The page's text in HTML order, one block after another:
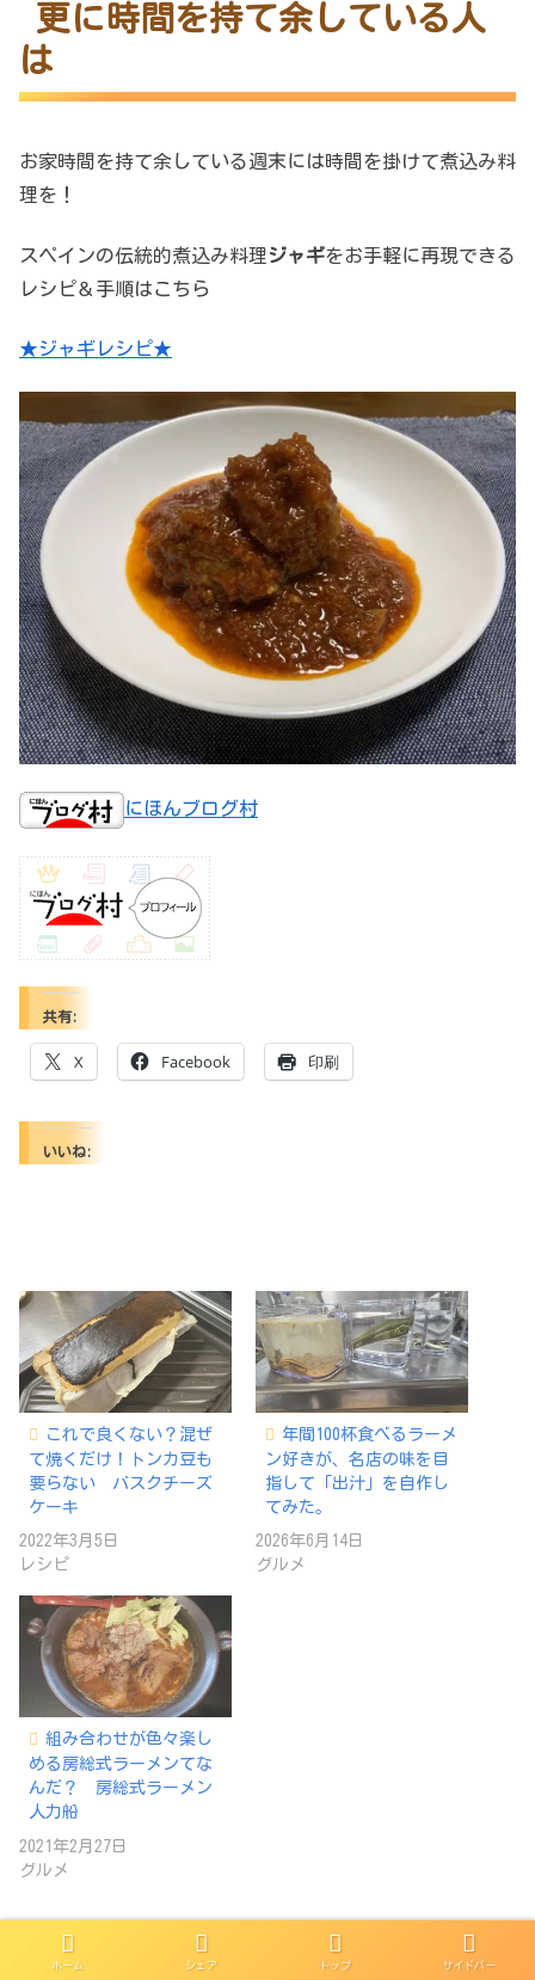
更に時間を持て余している人
は
お家時間を持て余している週末には時間を掛けて煮込み料
理を！
スペインの伝統的煮込み料理ジャギをお手軽に再現できる
レシピ＆手順はこちら
★ジャギレシピ★
にほんブログ村
共有:
X Facebook 印刷
いいね:
これで良くない？混ぜ
て焼くだけ！トンカ豆も
要らない バスクチーズ
ケーキ
2022年3月5日
レシピ
年間100杯食べるラーメ
ン好きが、名店の味を目
指して「出汁」を自作し
てみた。
2026年6月14日
グルメ
組み合わせが色々楽し
める房総式ラーメンてな
んだ？ 房総式ラーメン
人力船
2021年2月27日
グルメ
ホーム シェア トップ サイドバー